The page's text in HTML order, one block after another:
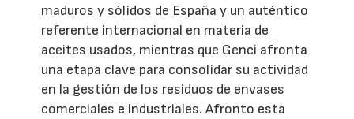
maduros y sólidos de España y un auténtico
referente internacional en materia de
aceites usados, mientras que Genci afronta
una etapa clave para consolidar su actividad
en la gestión de los residuos de envases
comerciales e industriales. Afronto esta